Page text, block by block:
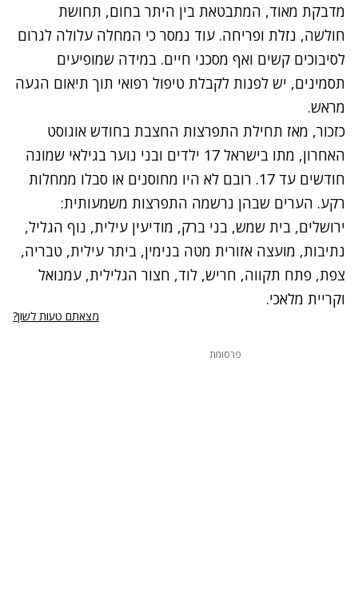
מדבקת מאוד, המתבטאת בין היתר בחום, תחושת
חולשה, נזלת ופריחה. עוד נמסר כי המחלה עלולה לגרום
לסיבוכים קשים ואף מסכני חיים. במידה שמופיעים
תסמינים, יש לפנות לקבלת טיפול רפואי תוך תיאום הגעה
מראש.
כזכור, מאז תחילת התפרצות החצבת בחודש אוגוסט
האחרון, מתו בישראל 17 ילדים ובני נוער בגילאי שמונה
חודשים עד 17. רובם לא היו מחוסנים או סבלו ממחלות
רקע. הערים שבהן נרשמה התפרצות משמעותית:
ירושלים, בית שמש, בני ברק, מודיעין עילית, נוף הגליל,
נתיבות, מועצה אזורית מטה בנימין, ביתר עילית, טבריה,
צפת, פתח תקווה, חריש, לוד, חצור הגלילית, עמנואל
וקריית מלאכי.
מצאתם טעות לשון?
פרסומת